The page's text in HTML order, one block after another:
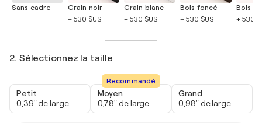
Sans cadre
Grain noir
+ 530 $US
Grain blanc
+ 530 $US
Bois foncé
+ 530 $US
Bois
+ 530
2. Sélectionnez la taille
Petit
0,39" de large
Recommandé
Moyen
0,78" de large
Grand
0,98" de large